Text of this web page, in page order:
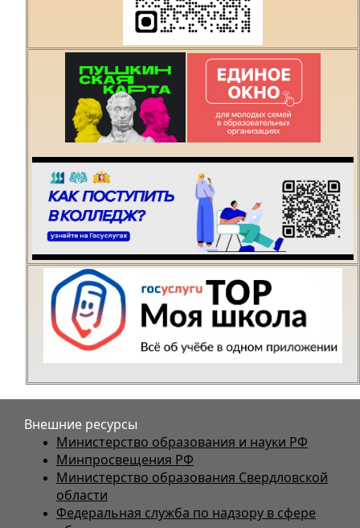
организации учебного
процесса или знаете,
как сделать техникум
лучше?
Написать о проблеме
Внешние ресурсы
Министерство образования и науки РФ
Минпросвещения РФ
Министерство образования Свердловской
области
Федеральная служба по надзору в сфере